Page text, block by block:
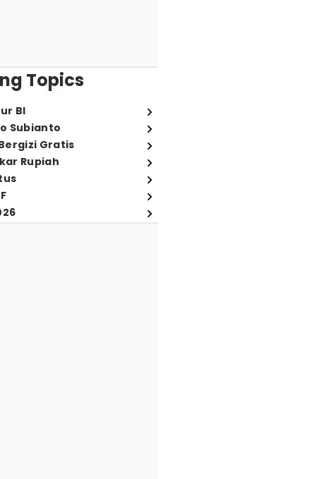
Topics
BI
Subianto
Gratis
Rupiah